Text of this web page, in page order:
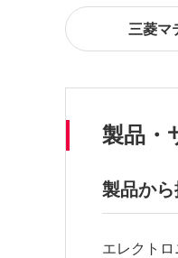
三菱
製品・
製品か
エレクトロ